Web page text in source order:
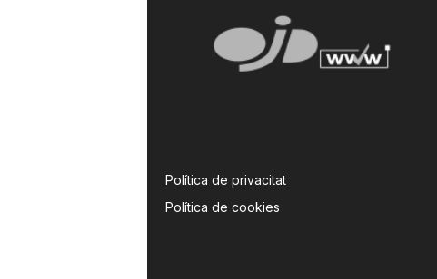
Política de privacitat
Política de cookies